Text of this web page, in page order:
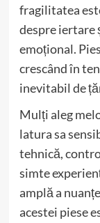
fragilitatea
despre iertare
emoțional.
crescând în
inevitabil de
Mulți aleg
latura sa
tehnică,
simte
amplă a
acestei piese